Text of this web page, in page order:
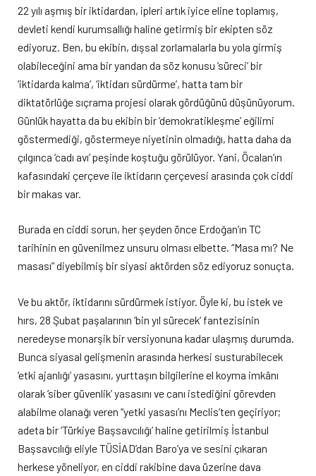
22 yılı aşmış bir iktidardan, ipleri artık iyice eline toplamış,
devleti kendi kurumsallığı haline getirmiş bir ekipten söz
ediyoruz. Ben, bu ekibin, dışsal zorlamalarla bu yola girmiş
olabileceğini ama bir yandan da söz konusu ‘süreci’ bir
‘iktidarda kalma’, ‘iktidarı sürdürme’, hatta tam bir
diktatörlüğe sıçrama projesi olarak gördüğünü düşünüyorum.
Günlük hayatta da bu ekibin bir ‘demokratikleşme’ eğilimi
göstermediği, göstermeye niyetinin olmadığı, hatta daha da
çılgınca ‘cadı avı’ peşinde koştuğu görülüyor. Yani, Öcalan’ın
kafasındaki çerçeve ile iktidarın çerçevesi arasında çok ciddi
bir makas var.
Burada en ciddi sorun, her şeyden önce Erdoğan’ın TC
tarihinin en güvenilmez unsuru olması elbette. “Masa mı? Ne
masası” diyebilmiş bir siyasi aktörden söz ediyoruz sonuçta.
Ve bu aktör, iktidarını sürdürmek istiyor. Öyle ki, bu istek ve
hırs, 28 Şubat paşalarının ‘bin yıl sürecek’ fantezisinin
neredeyse monarşik bir versiyonuna kadar ulaşmış durumda.
Bunca siyasal gelişmenin arasında herkesi susturabilecek
‘etki ajanlığı’ yasasını, yurttaşın bilgilerine el koyma imkânı
olarak ‘siber güvenlik’ yasasını ve canı istediğini görevden
alabilme olanağı veren “yetki yasası’nı Meclis’ten geçiriyor;
adeta bir ‘Türkiye Başsavcılığı’ haline getirilmiş İstanbul
Başsavcılığı eliyle TÜSİAD’dan Baro’ya ve sesini çıkaran
herkese yöneliyor, en ciddi rakibine dava üzerine dava